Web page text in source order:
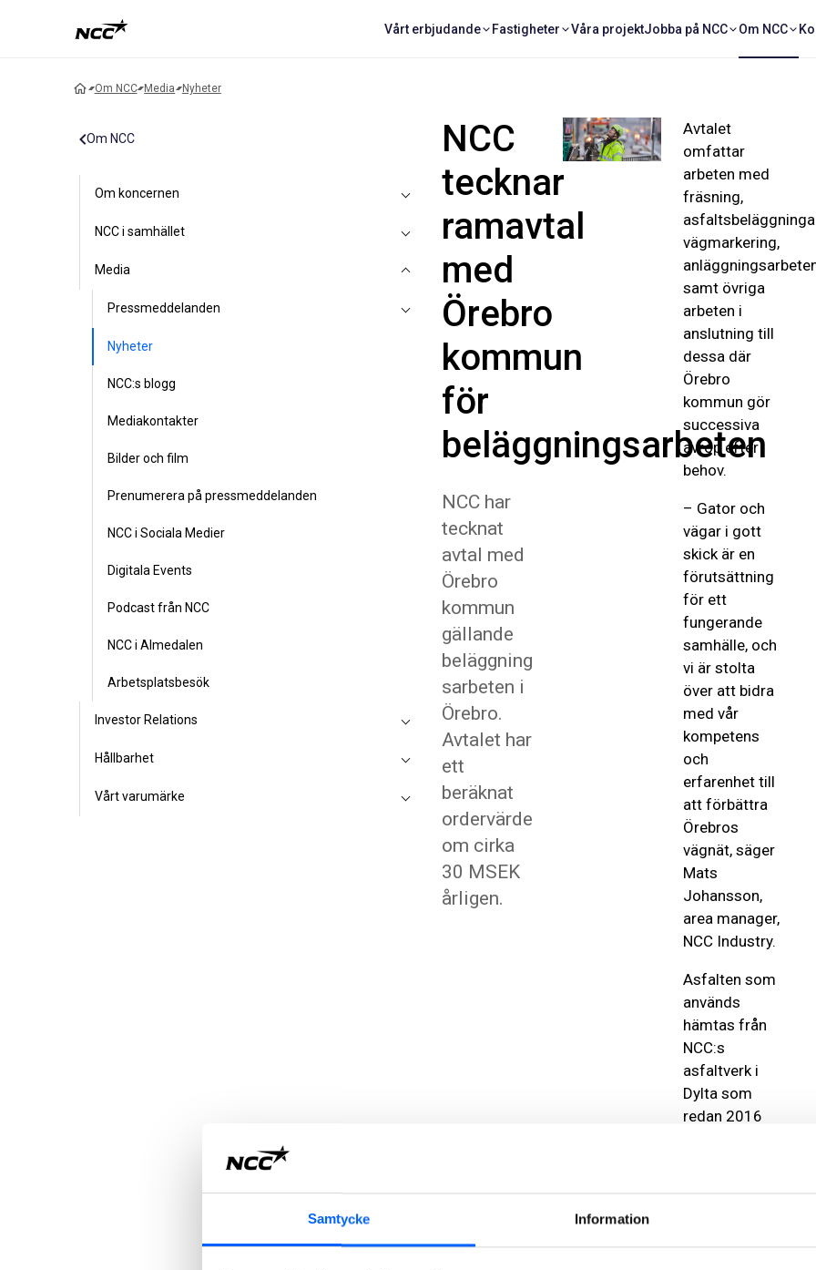
Samtycke Information
Vårt erbjudande Fastigheter Våra projektJobba på NCC Om NCC
Om NCC Media Nyheter
Om NCC
Om koncernen
NCC i samhället
Media
Pressmeddelanden
Nyheter
NCC:s blogg
Mediakontakter
Bilder och film
Prenumerera på pressmeddelanden
NCC i Sociala Medier
Digitala Events
Podcast från NCC
NCC i Almedalen
Arbetsplatsbesök
Investor Relations
Hållbarhet
Vårt varumärke
NCC
tecknar
ramavtal
med
Örebro
kommun
för
beläggningsarbeten
NCC har
tecknat
avtal med
Örebro
kommun
gällande
beläggning
sarbeten i
Örebro.
Avtalet har
ett
beräknat
ordervärde
om cirka
30 MSEK
årligen.
Avtalet
omfattar
arbeten med
fräsning,
vägmarkering,
samt övriga
arbeten i
anslutning till
dessa där
Örebro
kommun gör
successiva
avrop efter
behov.
– Gator och
vägar i gott
skick är en
förutsättning
för ett
fungerande
samhälle, och
vi är stolta
över att bidra
med vår
kompetens
och
erfarenhet till
att förbättra
Örebros
vägnät, säger
Mats
Johansson,
area manager,
NCC Industry.
Asfalten som
används
hämtas från
NCC:s
asfaltverk i
Dylta som
redan 2016
eldningsolja.